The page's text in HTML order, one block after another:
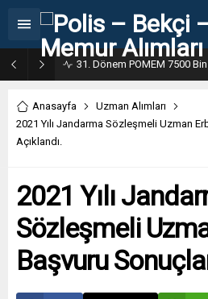
Anasayfa
Uzman Alımları
2021 Yılı Jandarma Sözleşmeli Uzman
Açıklandı.
2021 Yılı
Sözleşmeli
Başvuru